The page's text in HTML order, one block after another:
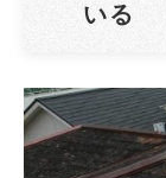
いる